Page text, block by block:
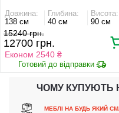
Довжина:
138 см
Глибина:
40 см
Висота:
90 см
15240 грн.
12700 грн.
Економ 2540 ₴
ЧОМУ КУПУЮТЬ
МЕБЛІ НА БУДЬ ЯКИЙ